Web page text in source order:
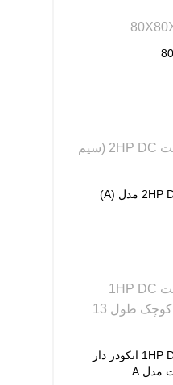
موتور تردمیل 180 ولت 1HP DC انکودر دار